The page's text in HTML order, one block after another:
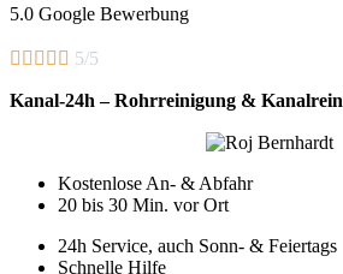
5.0 Google Bewerbung
     5/5
Kanal-24h – Rohrreinigung &
Kostenlose An- & Abfahr
20 bis 30 Min. vor Ort
24h Service, auch Sonn- & Feiertags
Schnelle Hilfe